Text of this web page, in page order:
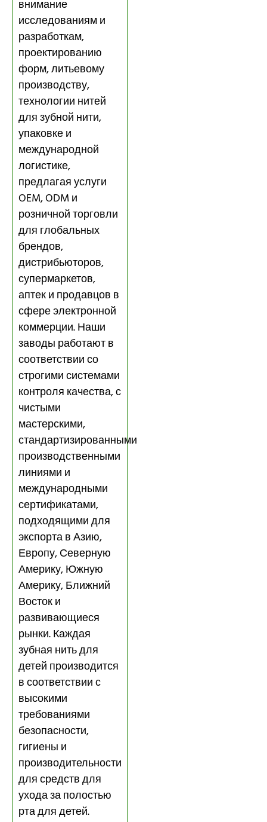
внимание
исследованиям и
разработкам,
проектированию
форм, литьевому
производству,
технологии нитей
для зубной нити,
упаковке и
международной
логистике,
предлагая услуги
OEM, ODM и
розничной торговли
для глобальных
брендов,
дистрибьюторов,
супермаркетов,
аптек и продавцов в
сфере электронной
коммерции. Наши
заводы работают в
соответствии со
строгими системами
контроля качества, с
чистыми
мастерскими,
стандартизированными
производственными
линиями и
международными
сертификатами,
подходящими для
экспорта в Азию,
Европу, Северную
Америку, Южную
Америку, Ближний
Восток и
развивающиеся
рынки. Каждая
зубная нить для
детей производится
в соответствии с
высокими
требованиями
безопасности,
гигиены и
производительности
для средств для
ухода за полостью
рта для детей.